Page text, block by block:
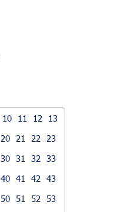
10 11 12
13
20 21 22
23
30 31 32
33
40 41 42
43
50 51 52
53